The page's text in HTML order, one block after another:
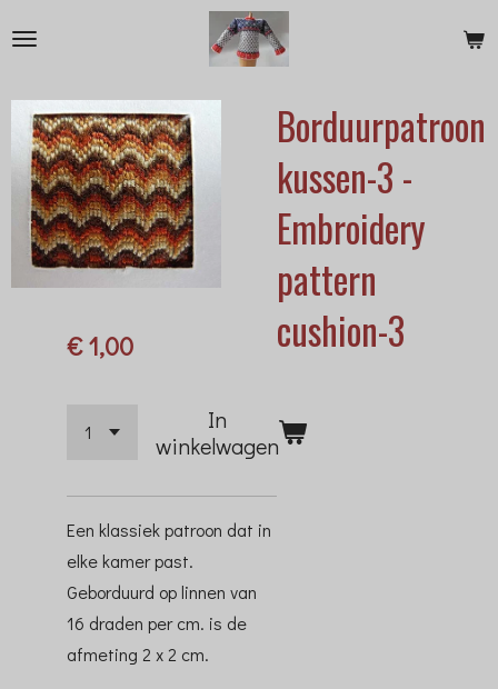
de
hoofdinhoud
Borduurpatroon
kussen-3 -
Embroidery
pattern
cushion-3
€ 1,00
In
winkelwagen
Een klassiek patroon dat in
elke kamer past.
Geborduurd op linnen van
16 draden per cm. is de
afmeting 2 x 2 cm.